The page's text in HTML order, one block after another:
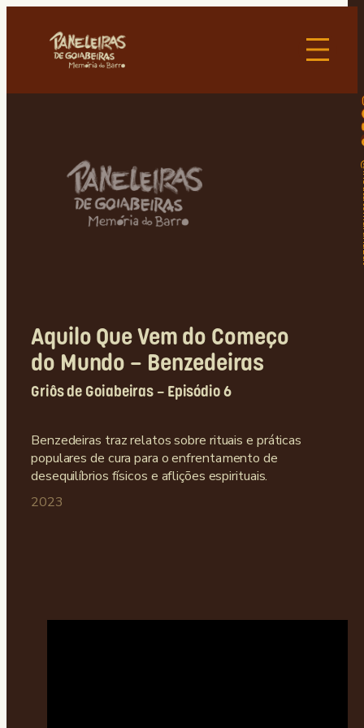
Aquilo Que Vem do Começo
do Mundo – Benzedeiras
Griôs de Goiabeiras – Episódio 6
Benzedeiras traz relatos sobre rituais e práticas
populares de cura para o enfrentamento de
desequilíbrios físicos e aflições espirituais.
2023